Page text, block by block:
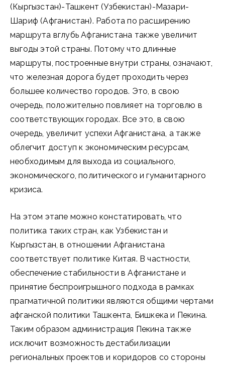
(Кыргызстан)-Ташкент (Узбекистан)-Мазари-
Шариф (Афганистан). Работа по расширению
маршрута вглубь Афганистана также увеличит
выгоды этой страны. Потому что длинные
маршруты, построенные внутри страны, означают,
что железная дорога будет проходить через
большее количество городов. Это, в свою
очередь, положительно повлияет на торговлю в
соответствующих городах. Все это, в свою
очередь, увеличит успехи Афганистана, а также
облегчит доступ к экономическим ресурсам,
необходимым для выхода из социального,
экономического, политического и гуманитарного
кризиса.
На этом этапе можно констатировать, что
политика таких стран, как Узбекистан и
Кыргызстан, в отношении Афганистана
соответствует политике Китая. В частности,
обеспечение стабильности в Афганистане и
принятие беспроигрышного подхода в рамках
прагматичной политики являются общими чертами
афганской политики Ташкента, Бишкека и Пекина.
Таким образом администрация Пекина также
исключит возможность дестабилизации
региональных проектов и коридоров со стороны